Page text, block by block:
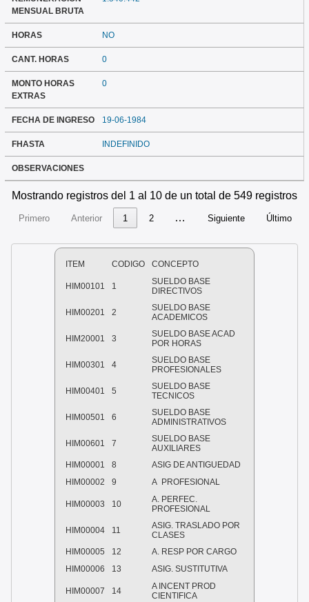
MENSUAL BRUTA
HORAS NO
CANT. HORAS 0
MONTO HORAS
EXTRAS
0
FECHA DE INGRESO 19-06-1984
FHASTA INDEFINIDO
OBSERVACIONES
Mostrando registros del 1 al 10 de un total de 549 registros
Primero Anterior 1 2 … Siguiente Último
ITEM CODIGO CONCEPTO
HIM00101 1
SUELDO BASE
DIRECTIVOS
HIM00201 2
SUELDO BASE
ACADEMICOS
HIM20001 3
SUELDO BASE ACAD
POR HORAS
HIM00301 4
SUELDO BASE
PROFESIONALES
HIM00401 5
SUELDO BASE
TECNICOS
HIM00501 6
SUELDO BASE
ADMINISTRATIVOS
HIM00601 7
SUELDO BASE
AUXILIARES
HIM00001
8
ASIG DE ANTIGUEDAD
HIM00002
9 A PROFESIONAL
HIM00003 10
A. PERFEC.
PROFESIONAL
HIM00004 11
ASIG. TRASLADO POR
CLASES
HIM00005
12
A. RESP POR CARGO
HIM00006
13 ASIG. SUSTITUTIVA
HIM00007 14
A INCENT PROD
CIENTIFICA